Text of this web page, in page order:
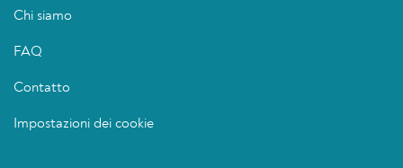
Chi siamo
FAQ
Contatto
Impostazioni dei cookie